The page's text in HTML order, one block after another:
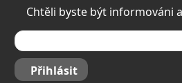
Chtěli byste být informováni
Přihlásit